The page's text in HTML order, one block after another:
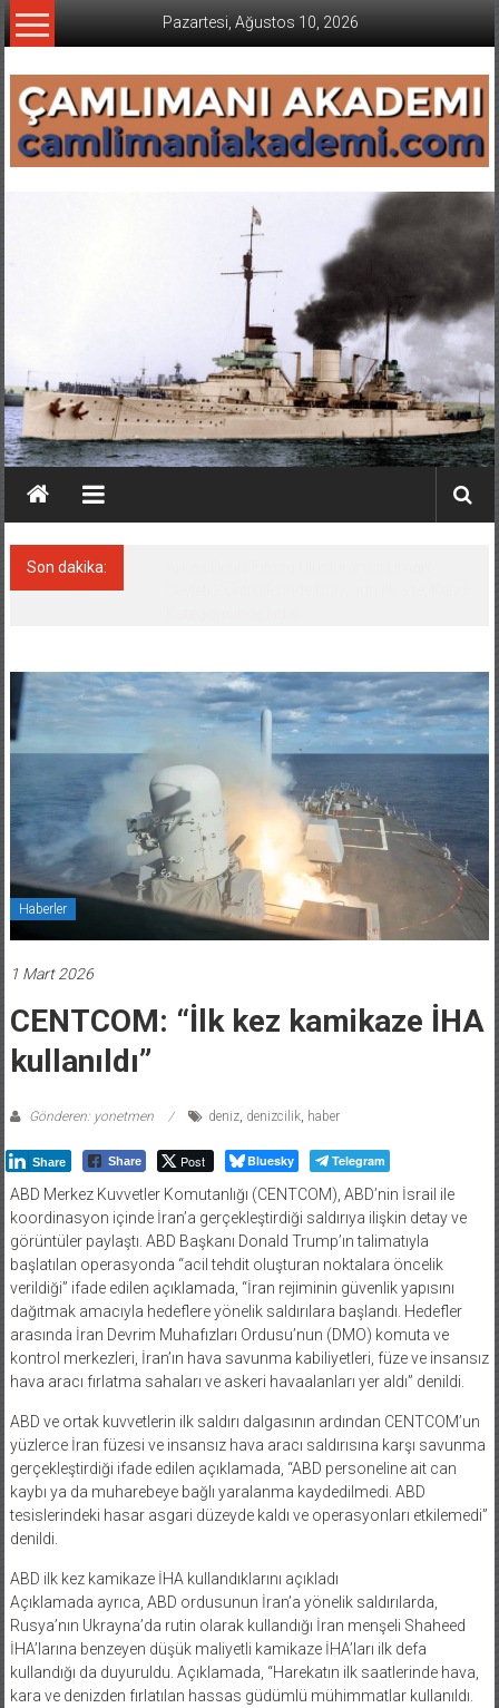
İçeriğe
geç
Pazartesi, Ağustos 10, 2026
Son dakika:
Haberler
CENTCOM: “İlk kez kamikaze İHA
kullanıldı”
ABD Merkez Kuvvetler Komutanlığı (CENTCOM), ABD’nin İsrail ile
koordinasyon içinde İran’a gerçekleştirdiği saldırıya ilişkin detay ve
görüntüler paylaştı. ABD Başkanı Donald Trump’ın talimatıyla
başlatılan operasyonda “acil tehdit oluşturan noktalara öncelik
verildiği” ifade edilen açıklamada, “İran rejiminin güvenlik yapısını
dağıtmak amacıyla hedeflere yönelik saldırılara başlandı. Hedefler
arasında İran Devrim Muhafızları Ordusu’nun (DMO) komuta ve
kontrol merkezleri, İran’ın hava savunma kabiliyetleri, füze ve insansız
hava aracı fırlatma sahaları ve askeri havaalanları yer aldı” denildi.
yüzlerce İran füzesi ve insansız hava aracı saldırısına karşı savunma
gerçekleştirdiği ifade edilen açıklamada, “ABD personeline ait can
kaybı ya da muharebeye bağlı yaralanma kaydedilmedi. ABD
tesislerindeki hasar asgari düzeyde kaldı ve operasyonları etkilemedi”
denildi.
Açıklamada ayrıca, ABD ordusunun İran’a yönelik saldırılarda,
Rusya’nın Ukrayna’da rutin olarak kullandığı İran menşeli Shaheed
İHA’larına benzeyen düşük maliyetli kamikaze İHA’ları ilk defa
kullandığı da duyuruldu. Açıklamada, “Harekatın ilk saatlerinde hava,
kara ve denizden fırlatılan hassas güdümlü mühimmatlar kullanıldı.
Ayrıca, CENTCOM bünyesindeki Scorpion Strike (Akrep Saldırısı)